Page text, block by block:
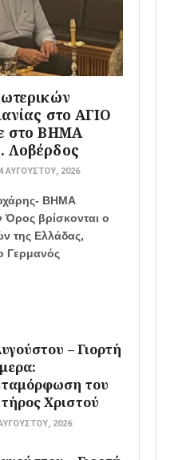
στο ΑΓΙΟ
στο ΒΗΜΑ
ΑΥΓΟΎΣΤΟΥ, 2026
ΒΗΜΑ
βρίσκονται ο
της Ελλάδας,
Γερμανός
– Γιορτή
του
Χριστού
2026